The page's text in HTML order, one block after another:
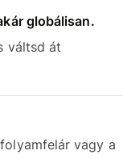
globálisan.
váltsd át
vagy a